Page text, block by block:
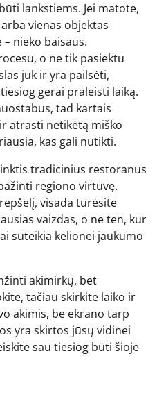
lankstiems. Jei matote,
vienas objektas
nieko baisaus.
o ne tik pasiektu
juk ir yra pailsėti,
gerai praleisti laiką.
tad kartais
atrasti netikėtą miško
kas gali nutikti.
tradicinius restoranus
regiono virtuvę.
visada turėsite
vaizdas, o ne ten, kur
suteikia kelionei jaukumo
akimirkų, bet
tačiau skirkite laiko ir
akimis, be ekrano tarp
yra skirtos jūsų vidinei
sau tiesiog būti šioje